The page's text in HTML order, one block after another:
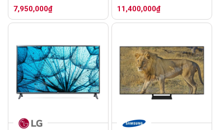
7,950,000₫ 11,400,000₫